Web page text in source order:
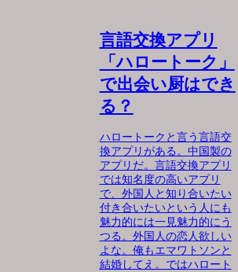
言語交換アプリ
「ハロートーク」
で出会い厨はでき
る？
ハロートークと言う言語交
換アプリがある。中国製の
アプリだ。言語交換アプリ
では知名度の高いアプリ
で、外国人と知り合いたい
付き合いたいという人にも
魅力的には一見魅力的にう
つる。外国人の恋人欲しい
よな。俺もエマワトソンと
結婚してえ。ではハロート